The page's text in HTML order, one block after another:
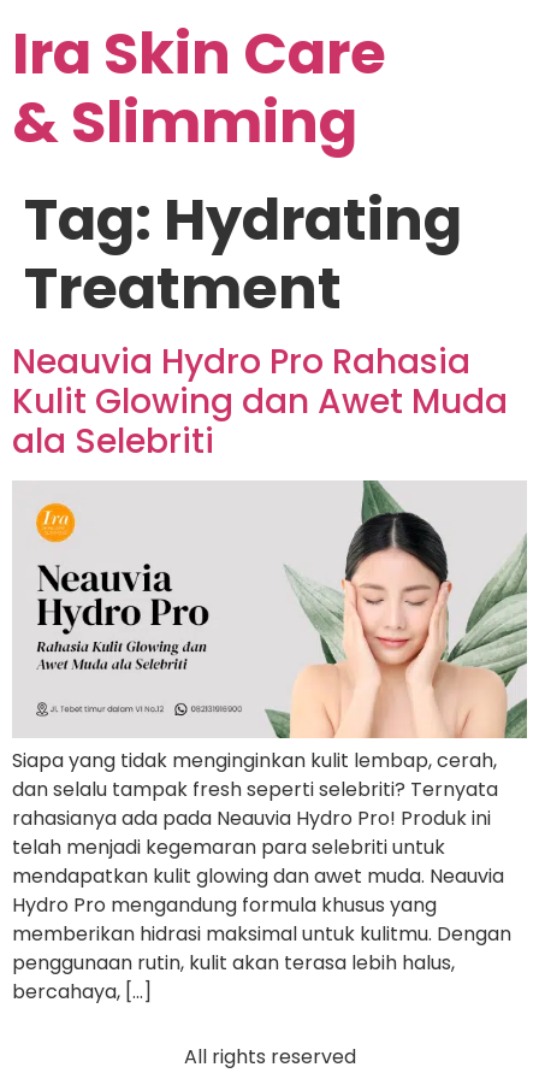
Ira Skin Care
& Slimming
Tag: Hydrating
Treatment
Neauvia Hydro Pro Rahasia
Kulit Glowing dan Awet Muda
ala Selebriti
Siapa yang tidak menginginkan kulit lembap, cerah,
dan selalu tampak fresh seperti selebriti? Ternyata
rahasianya ada pada Neauvia Hydro Pro! Produk ini
telah menjadi kegemaran para selebriti untuk
mendapatkan kulit glowing dan awet muda. Neauvia
Hydro Pro mengandung formula khusus yang
memberikan hidrasi maksimal untuk kulitmu. Dengan
penggunaan rutin, kulit akan terasa lebih halus,
bercahaya, […]
All rights reserved